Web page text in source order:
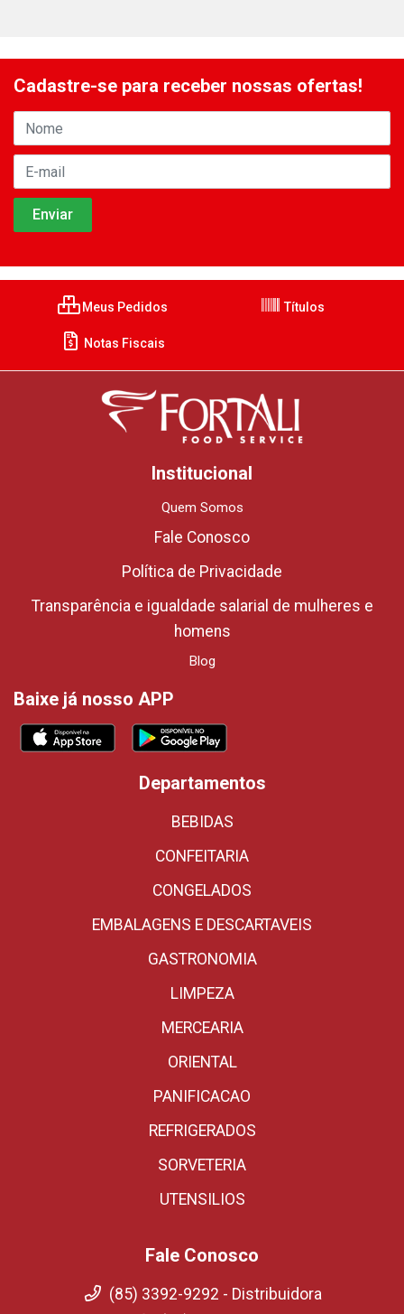
Cadastre-se para receber nossas ofertas!
Meus Pedidos Títulos
Notas Fiscais
Institucional
Quem Somos
Fale Conosco
Política de Privacidade
Transparência e igualdade salarial de mulheres e
homens
Blog
Baixe já nosso APP
Departamentos
BEBIDAS
CONFEITARIA
CONGELADOS
EMBALAGENS E DESCARTAVEIS
GASTRONOMIA
LIMPEZA
MERCEARIA
ORIENTAL
PANIFICACAO
REFRIGERADOS
SORVETERIA
UTENSILIOS
Fale Conosco
(85) 3392-9292 - Distribuidora